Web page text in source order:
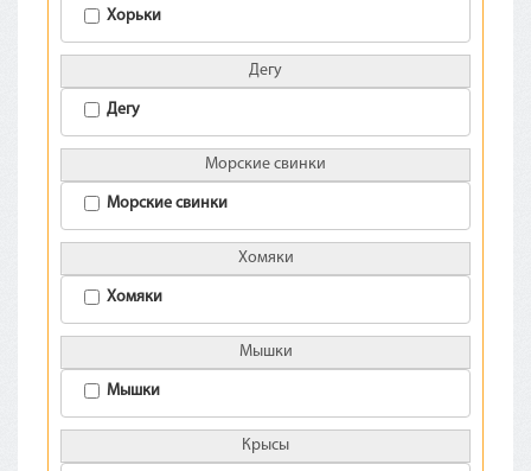
Хорьки
Дегу
Дегу
Морские свинки
Морские свинки
Хомяки
Хомяки
Мышки
Мышки
Крысы